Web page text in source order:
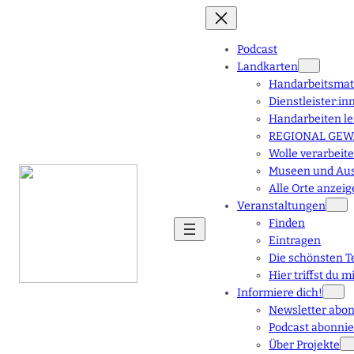
Podcast
Landkarten
Handarbeiten
REGIONAL
Wolle
Museen und
Alle Orte
Veranstaltungen
Finden
Eintragen
Die schönsten
Hier triffst du
Informiere dich!
Newsletter
Podcast
Über Projekte